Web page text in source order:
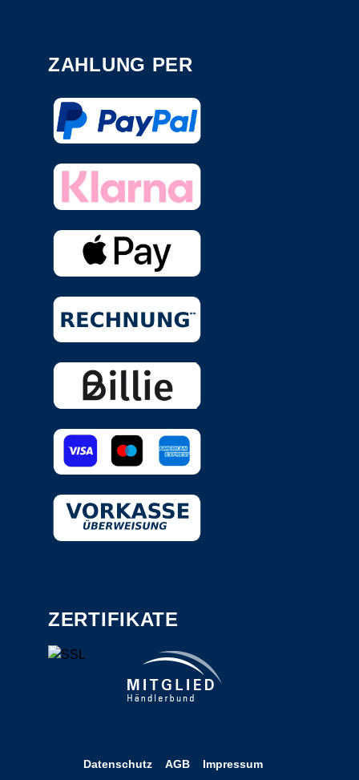
ZAHLUNG PER
ZERTIFIKATE
Datenschutz AGB
Impressum